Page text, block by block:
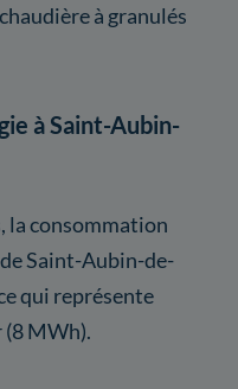
à granulés
à Saint-Aubin-
la consommation
Saint-Aubin-de-
qui représente
MWh).